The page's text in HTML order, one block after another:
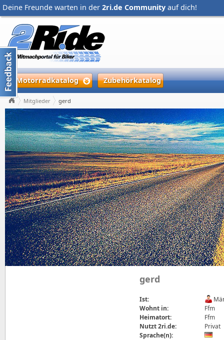
Deine Freunde warten in der 2ri.de Community auf dich!
Motorradkatalog Zubehörkatalog
Mitglieder gerd
gerd
Ist:
Wohnt in:
Ffm
Heimatort:
Ffm
Nutzt 2ri.de:
Privat
Sprache(n):